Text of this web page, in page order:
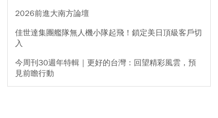
2026前進大南方論壇
佳世達集團艦隊無人機小隊起飛！鎖定美日頂級客戶切
入
今周刊30週年特輯｜更好的台灣：回望精彩風雲，預
見前瞻行動